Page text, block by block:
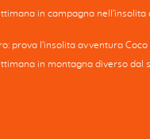
in campagna nell'insolita
prova l'insolita avventura Coco
in montagna diverso dal